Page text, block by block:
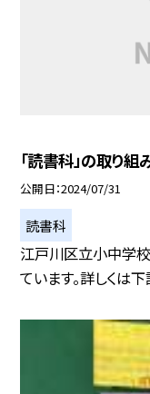
「読書科」の取り
公開日 2024/07/31
読書科
江戸川区立小中学
ています。詳しくは